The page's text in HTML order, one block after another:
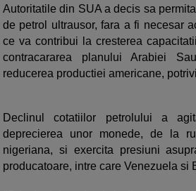
Autoritatile din SUA a decis sa
de petrol ultrausor, fara a fi necesar
ce va contribui la cresterea
contracararea planului Arabiei
reducerea productiei americane,
Declinul cotatiilor petrolului a
deprecierea unor monede, de la
nigeriana, si exercita presiuni
producatoare, intre care Venezuela si